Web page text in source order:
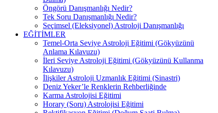
Öngörü Danışmanlığı Nedir?
Tek Soru Danışmanlığı Nedir?
Seçimsel (Eleksiyonel) Astroloji Danışmanlığı
EĞİTİMLER
Temel-Orta Seviye Astroloji Eğitimi (Gökyüzünü
Anlama Kılavuzu)
İleri Seviye Astroloji Eğitimi (Gökyüzünü Kullanma
Kılavuzu)
İlişkiler Astroloji Uzmanlık Eğitimi (Sinastri)
Deniz Yeker’le Renklerin Rehberliğinde
Karma Astrolojisi Eğitimi
Horary (Soru) Astrolojisi Eğitimi